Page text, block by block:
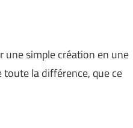
une simple création en une
la différence, que ce